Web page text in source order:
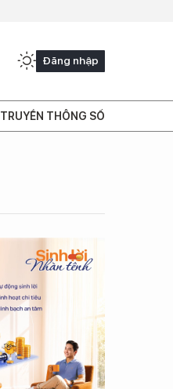
Đăng nhập
TRUYỀN THÔNG SỐ